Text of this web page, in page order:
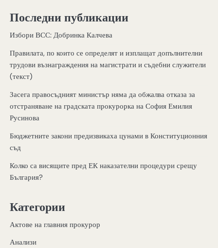
Последни публикации
Избори ВСС: Добринка Калчева
Правилата, по които се определят и изплащат допълнителни
трудови възнаграждения на магистрати и съдебни служители
(текст)
Засега правосъдният министър няма да обжалва отказа за
отстраняване на градската прокурорка на София Емилия
Русинова
Бюджетните закони предизвикаха цунами в Конституционния
съд
Колко са висящите пред ЕК наказателни процедури срещу
България?
Категории
Актове на главния прокурор
Анализи